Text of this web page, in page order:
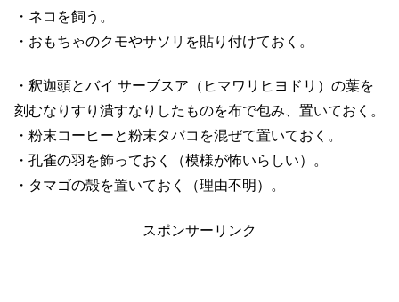
・ネコを飼う。
・おもちゃのクモやサソリを貼り付けておく。
・釈迦頭とバイ サーブスア（ヒマワリヒヨドリ）の葉を
刻むなりすり潰すなりしたものを布で包み、置いておく。
・粉末コーヒーと粉末タバコを混ぜて置いておく。
・孔雀の羽を飾っておく（模様が怖いらしい）。
・タマゴの殻を置いておく（理由不明）。
スポンサーリンク